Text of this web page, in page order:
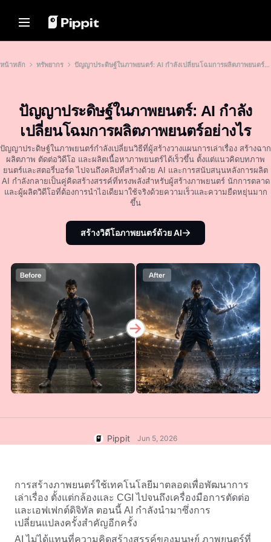
Home
โซลูชัน
ทรัพยากร
ศูนย์เนื้อหา
โมเดล AI
แก้ไขทันที
โซลูชัน
โซลูชันวิดีโอคลิกเดียว
สร้างวิดีโอการตลาดที่น่าสนใจได้
ทันทีโดยการป้อนลิงก์ผลิตภัณฑ์หรือ
วิดีโอที่ขับเคลื่อนด้วย AI ของเรา
ภาพผลิตภัณฑ์ AI
สร้างภาพถ่ายผลิตภัณฑ์ระดับมือ
อาชีพเป็นชุดสำหรับ Shopify,
TikTok Shop, Amazon และตลาด
อวตารและเสียง AI
ทรัพยากร
ชุมชน
ตัวจัดการโฆษณาบน TikTok
เรื่องราวลูกค้า
เรื่องราวของ KraftGeek
เรื่องราวของ Paw Smart
เรื่องราวของ Sleep Shop
เรื่องราวของ Lover Brand
Fashion
ศูนย์ช่วยเหลือ
บัญชีผู้ใช้
การจัดการสินทรัพย์
การเผยแพร่และการวิเคราะห์
ภาพผลิตภัณฑ์
โซลูชันวิดีโอคลิกเดียว
แคมเปญ
ศูนย์เนื้อหา
เคล็ดลับเกี่ยวกับภาพ
เปลี่ยนพื้นหลังรูปภาพออนไลน์
8 เครื่องมือปรับขนาดภาพแบบ
กลุ่มที่ดีที่สุดในปี 2024
เคล็ดลับพื้นหลังโปร่งใส
เคล็ดลับการโปรโมท
สร้างวิดีโอโปรโมทที่ช่วยเพิ่มยอด
10 ไอเดียวิดีโอโปรโมท
เว็บไซต์เทมเพลตวิดีโอโปรโมท
7 ไอเดียโปสเตอร์โปรโมท
เคล็ดลับธุรกิจ
โปสเตอร์ผลิตภัณฑ์ที่ขับเคลื่อน
ด้วย AI
5 ประเภทวิดีโอธุรกิจยอดนิยม
พื้นหลังผลิตภัณฑ์ที่สร้างด้วย AI
เคล็ดลับโปสเตอร์ที่น่าสนใจช่วย
เพิ่มยอดขาย
สร้างภาพปกเฟซบุ๊ก
ครอปวิดีโอสำหรับ Instagram
โมเดล AI
โมเดล AI
Seedream
Seedance
Nano Banana Pro
หน้าหลัก ทรัพยากร ปัญญาประดิษฐ์ในภาพยนตร์: AI กำลังเปลี่ยนโฉมการผลิตภาพยนตร์อย่างไร
ปัญญาประดิษฐ์ในภาพยนตร์: AI กำลัง
เปลี่ยนโฉมการผลิตภาพยนตร์อย่างไร
ปัญญาประดิษฐ์ในภาพยนตร์กำลังเปลี่ยนวิธีที่ผู้สร้างวางแผนการเล่าเรื่อง สร้างฉาก
ผลิตภาพ ตัดต่อวิดีโอ และผลิตเนื้อหาภาพยนตร์ได้เร็วขึ้น ตั้งแต่แนวคิดบทภาพ
ยนตร์และสตอรี่บอร์ด ไปจนถึงคลิปที่สร้างด้วย AI และการสนับสนุนหลังการผลิต
AI กำลังกลายเป็นคู่คิดสร้างสรรค์ที่ทรงพลังสำหรับผู้สร้างภาพยนตร์ นักการตลาด
และผู้ผลิตวิดีโอที่ต้องการนำไอเดียมาใช้จริงด้วยความเร็วและความยืดหยุ่นมาก
ขึ้น
สร้างวิดีโอภาพยนตร์ด้วย AI
Pippit Jun 5, 2026
การสร้างภาพยนตร์ใช้เทคโนโลยีมาตลอดเพื่อพัฒนาการ
เล่าเรื่อง ตั้งแต่กล้องและ CGI ไปจนถึงเครื่องมือการตัดต่อ
และเอฟเฟกต์ดิจิทัล ตอนนี้ AI กำลังนำมาซึ่งการ
เปลี่ยนแปลงครั้งสำคัญอีกครั้ง
AI ไม่ได้แทนที่ความคิดสร้างสรรค์ของมนุษย์ ภาพยนตร์ที่